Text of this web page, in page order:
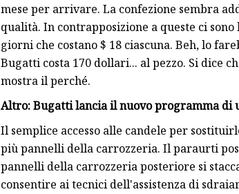
mese per arrivare. La confezione sembra
qualità. In contrapposizione a queste ci
giorni che costano $ 18 ciascuna. Beh, lo
Bugatti costa 170 dollari... al pezzo. Si dice
mostra il perché.
Altro: Bugatti lancia il nuovo programma di
Il semplice accesso alle candele per
più pannelli della carrozzeria. Il paraurti
pannelli della carrozzeria posteriore si
consentire ai tecnici dell'assistenza di